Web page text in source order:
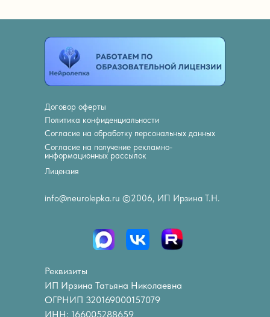
Договор оферты
Политика конфиденциальности
Согласие на обработку персональных данных
Согласие на получение рекламно-
информационных рассылок
Реквизиты
ИП Ирзина Татьяна Николаевна
ОГРНИП 320169000157079
ИНН: 166005288659
info@neurolepka.ru ©2006, ИП Ирзина Т.Н.
Лицензия